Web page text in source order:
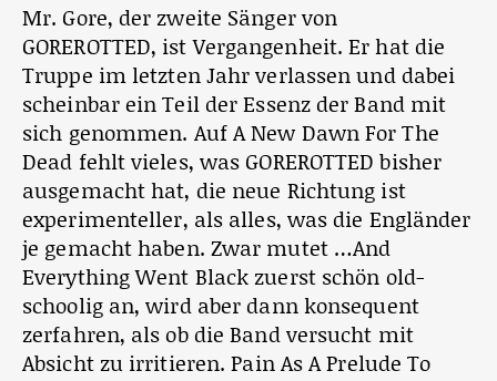
Mr. Gore, der zweite Sänger von
GOREROTTED, ist Vergangenheit. Er hat die
Truppe im letzten Jahr verlassen und dabei
scheinbar ein Teil der Essenz der Band mit
sich genommen. Auf A New Dawn For The
Dead fehlt vieles, was GOREROTTED bisher
ausgemacht hat, die neue Richtung ist
experimenteller, als alles, was die Engländer
je gemacht haben. Zwar mutet …And
Everything Went Black zuerst schön old-
schoolig an, wird aber dann konsequent
zerfahren, als ob die Band versucht mit
Absicht zu irritieren. Pain As A Prelude To